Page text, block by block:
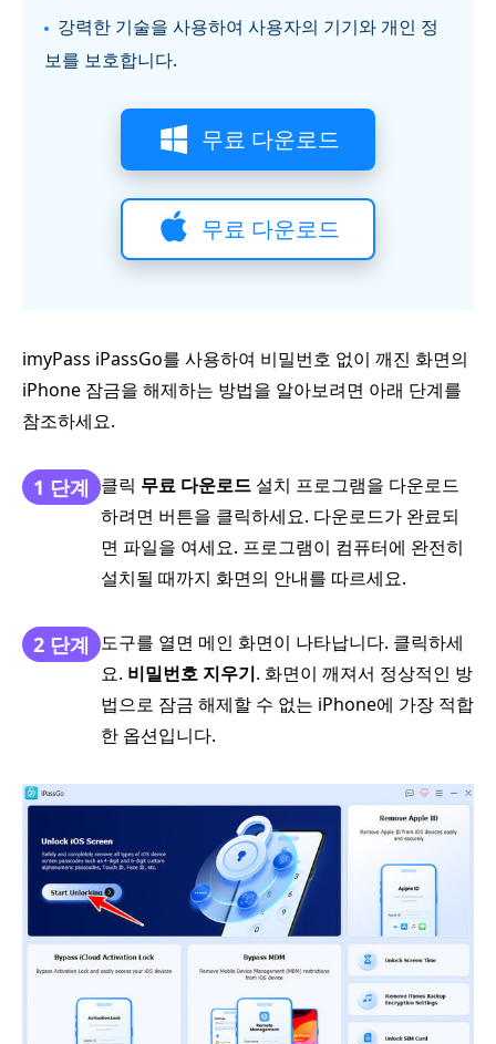
강력한 기술을 사용하여 사용자의 기기와 개인 정
보를 보호합니다.
무료 다운로드
무료 다운로드
imyPass iPassGo를 사용하여 비밀번호 없이 깨진 화면의
iPhone 잠금을 해제하는 방법을 알아보려면 아래 단계를
참조하세요.
1 단계 클릭 무료 다운로드 설치 프로그램을 다운로드
하려면 버튼을 클릭하세요. 다운로드가 완료되
면 파일을 여세요. 프로그램이 컴퓨터에 완전히
설치될 때까지 화면의 안내를 따르세요.
2 단계 도구를 열면 메인 화면이 나타납니다. 클릭하세
요. 비밀번호 지우기. 화면이 깨져서 정상적인 방
법으로 잠금 해제할 수 없는 iPhone에 가장 적합
한 옵션입니다.